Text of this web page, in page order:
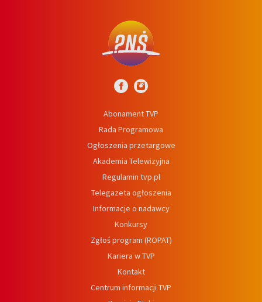
Abonament TVP
Rada Programowa
Ogłoszenia przetargowe
Akademia Telewizyjna
Regulamin tvp.pl
Telegazeta ogłoszenia
Informacje o nadawcy
Konkursy
Zgłoś program (ROPAT)
Kariera w TVP
Kontakt
Centrum informacji TVP